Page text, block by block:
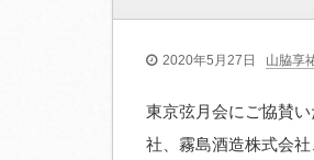
2020年5月27日 山脇享
東京弦月会にご協賛
社、霧島酒造株式会